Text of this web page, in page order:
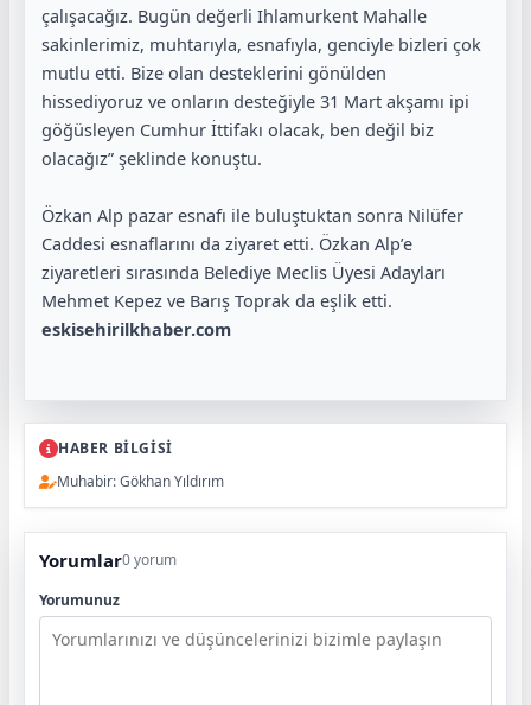
çalışacağız. Bugün değerli Ihlamurkent Mahalle
sakinlerimiz, muhtarıyla, esnafıyla, genciyle bizleri çok
mutlu etti. Bize olan desteklerini gönülden
hissediyoruz ve onların desteğiyle 31 Mart akşamı ipi
göğüsleyen Cumhur İttifakı olacak, ben değil biz
olacağız” şeklinde konuştu.
Özkan Alp pazar esnafı ile buluştuktan sonra Nilüfer
Caddesi esnaflarını da ziyaret etti. Özkan Alp’e
ziyaretleri sırasında Belediye Meclis Üyesi Adayları
Mehmet Kepez ve Barış Toprak da eşlik etti.
eskisehirilkhaber.com
HABER BİLGİSİ
Muhabir: Gökhan Yıldırım
Yorumlar0 yorum
Yorumunuz